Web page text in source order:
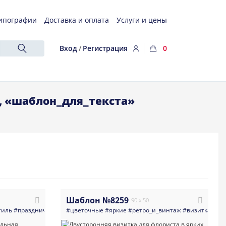
Доставка и оплата Услуги и цены
Вход/ Регистрация 0
#праздничные #универсальные#искусство#дизайн#открытка
Шаблон №8259 90 x 50
#цветочные #яркие #ретро_и_винтаж#визитка